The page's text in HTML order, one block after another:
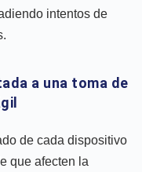
intentos de
a una toma de
de cada dispositivo
que afecten la